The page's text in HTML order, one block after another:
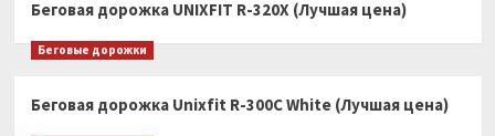
Беговая дорожка UNIXFIT R-320X (Лучшая цена)
Беговые дорожки
Беговая дорожка Unixfit R-300C White (Лучшая цена)